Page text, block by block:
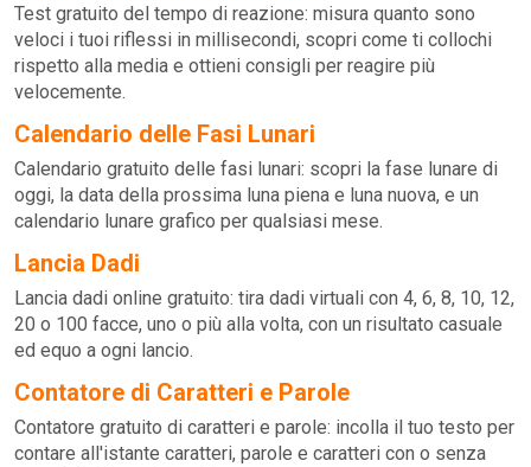
Test gratuito del tempo di reazione: misura quanto sono
veloci i tuoi riflessi in millisecondi, scopri come ti collochi
rispetto alla media e ottieni consigli per reagire più
velocemente.
Calendario delle Fasi Lunari
Calendario gratuito delle fasi lunari: scopri la fase lunare di
oggi, la data della prossima luna piena e luna nuova, e un
calendario lunare grafico per qualsiasi mese.
Lancia Dadi
Lancia dadi online gratuito: tira dadi virtuali con 4, 6, 8, 10, 12,
20 o 100 facce, uno o più alla volta, con un risultato casuale
ed equo a ogni lancio.
Contatore di Caratteri e Parole
Contatore gratuito di caratteri e parole: incolla il tuo testo per
contare all'istante caratteri, parole e caratteri con o senza